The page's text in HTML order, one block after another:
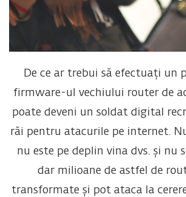
De ce ar trebui să efectuați un
firmware-ul vechiului router de
poate deveni un soldat digital
răi pentru atacurile pe internet.
nu este pe deplin vina dvs. și nu
dar milioane de astfel de
transformate și pot ataca la